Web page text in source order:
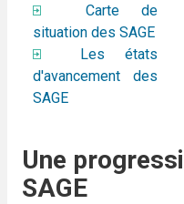
Carte de
situation des SAGE
Les états
d'avancement des
SAGE
Une
SAGE